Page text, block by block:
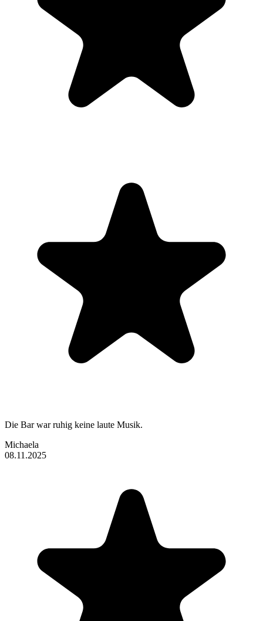
Die Bar war ruhig keine laute Musik.
Michaela
08.11.2025